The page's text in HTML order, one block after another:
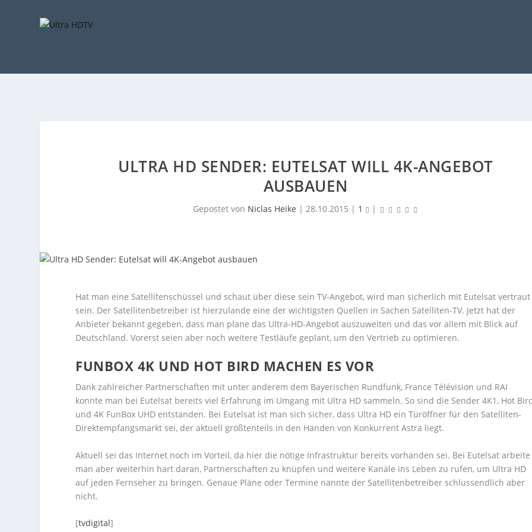
ULTRA HD SENDER: EUTELSAT WILL 4K-ANGEBOT
AUSBAUEN
Gepostet von Niclas Heike |28.10.2015 | 1 |
Hat man eine Satellitenschüssel und schaut über diese sein TV-Angebot, wird man sicherlich mit Eutelsat vertraut
sein. Der Satellitenbetreiber ist hierzulande eine der wichtigsten Quellen in Sachen Satelliten-TV. Jetzt hat der
Anbieter bekannt gegeben, dass man plane das Ultra-HD-Angebot auszuweiten und das vor allem mit Blick auf
Deutschland. Vorerst seien aber noch weitere Testläufe geplant, um den Vertrieb zu optimieren.
FUNBOX 4K UND HOT BIRD MACHEN ES VOR
Dank zahlreicher Partnerschaften mit unter anderem dem Bayerischen Rundfunk, France Télévision und RAI
konnte man bei Eutelsat bereits viel Erfahrung im Umgang mit Ultra HD sammeln. So sind die Sender 4K1, Hot
und 4K FunBox UHD entstanden. Bei Eutelsat ist man sich sicher, dass Ultra HD ein Türöffner für den Satelliten-
Direktempfangsmarkt sei, der aktuell größtenteils in den Händen von Konkurrent Astra liegt.
Aktuell sei das Internet noch im Vorteil, da hier die nötige Infrastruktur bereits vorhanden sei. Bei Eutelsat arbeite
man aber weiterhin hart daran, Partnerschaften zu knüpfen und weitere Kanäle ins Leben zu rufen, um Ultra HD
auf jeden Fernseher zu bringen. Genaue Pläne oder Termine nannte der Satellitenbetreiber schlussendlich aber
nicht.
[tvdigital]